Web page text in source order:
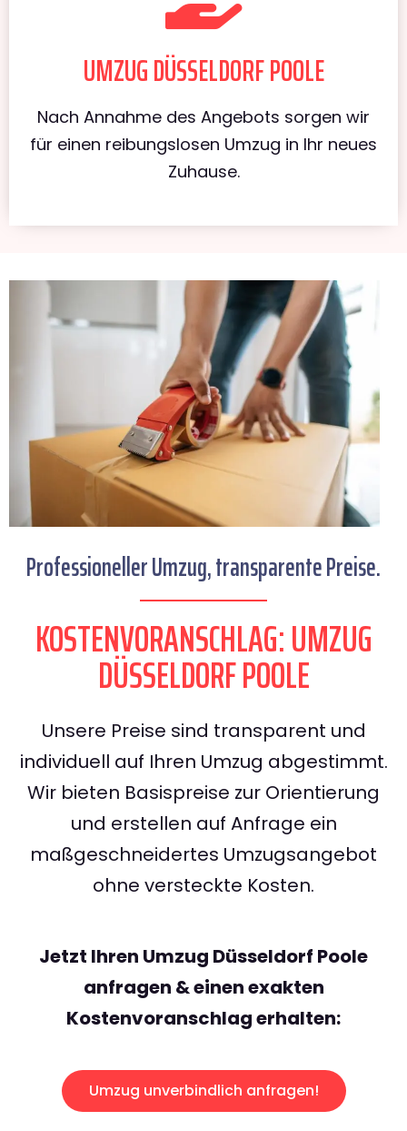
UMZUG DÜSSELDORF POOLE
Nach Annahme des Angebots sorgen wir
für einen reibungslosen Umzug in Ihr neues
Zuhause.
Professioneller Umzug, transparente Preise.
KOSTENVORANSCHLAG: UMZUG
DÜSSELDORF POOLE
Unsere Preise sind transparent und
individuell auf Ihren Umzug abgestimmt.
Wir bieten Basispreise zur Orientierung
und erstellen auf Anfrage ein
maßgeschneidertes Umzugsangebot
ohne versteckte Kosten.
Jetzt Ihren Umzug Düsseldorf Poole
anfragen & einen exakten
Kostenvoranschlag erhalten:
Umzug unverbindlich anfragen!